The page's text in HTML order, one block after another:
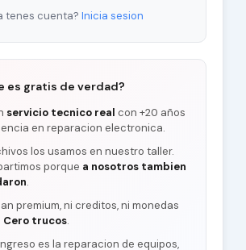
tenes cuenta? Inicia sesion
es gratis de verdad?
servicio tecnico real con +20 años
en reparacion electronica.
los usamos en nuestro taller.
porque a nosotros tambien
.
premium, ni creditos, ni monedas
Cero trucos.
es la reparacion de equipos,